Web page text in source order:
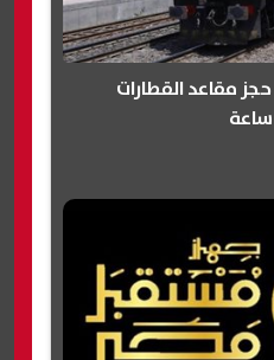
مقاعد القطارات